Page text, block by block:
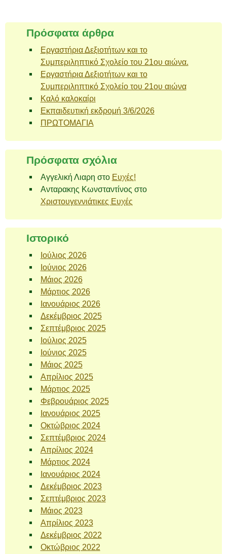
Πρόσφατα άρθρα
Εργαστήρια Δεξιοτήτων και το
Συμπεριληπτικό Σχολείο του 21ου αιώνα.
Εργαστήρια Δεξιοτήτων και το
Συμπεριληπτικό Σχολείο του 21ου αιώνα
Καλό καλοκαίρι
Εκπαιδευτική εκδρομή 3/6/2026
ΠΡΩΤΟΜΑΓΙΑ
Πρόσφατα σχόλια
Αγγελική Λιαρη στο Ευχές!
Ανταρακης Κωνσταντίνος στο
Χριστουγεννιάτικες Ευχές
Ιστορικό
Ιούλιος 2026
Ιούνιος 2026
Μάιος 2026
Μάρτιος 2026
Ιανουάριος 2026
Δεκέμβριος 2025
Σεπτέμβριος 2025
Ιούλιος 2025
Ιούνιος 2025
Μάιος 2025
Απρίλιος 2025
Μάρτιος 2025
Φεβρουάριος 2025
Ιανουάριος 2025
Οκτώβριος 2024
Σεπτέμβριος 2024
Απρίλιος 2024
Μάρτιος 2024
Ιανουάριος 2024
Δεκέμβριος 2023
Σεπτέμβριος 2023
Μάιος 2023
Απρίλιος 2023
Δεκέμβριος 2022
Οκτώβριος 2022